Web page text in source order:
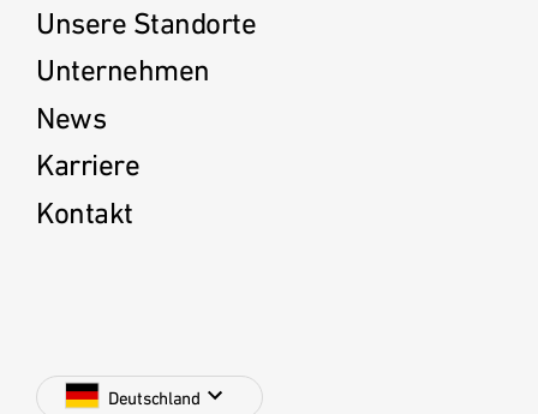
Unsere Standorte
Unternehmen
News
Karriere
Kontakt
Deutschland